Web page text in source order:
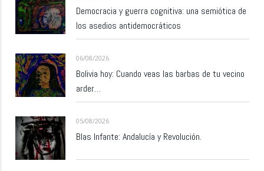
Democracia y guerra cognitiva: una semiótica de
los asedios antidemocráticos
06/08/2026
Bolivia hoy: Cuando veas las barbas de tu vecino
arder…
05/08/2026
Blas Infante: Andalucía y Revolución.